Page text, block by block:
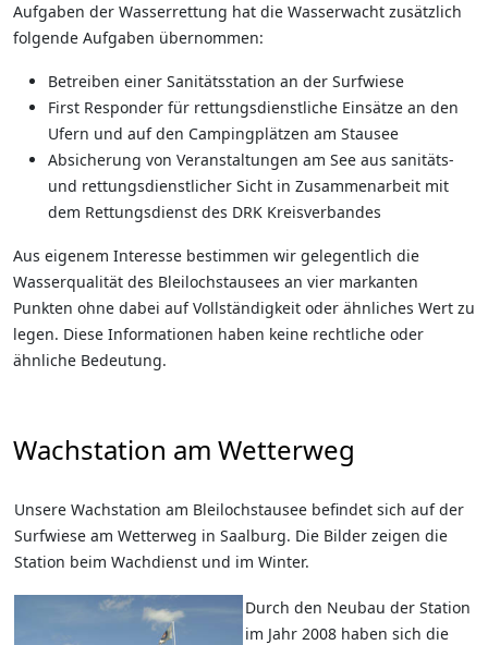
Aufgaben der Wasserrettung hat die Wasserwacht zusätzlich
folgende Aufgaben übernommen:
Betreiben einer Sanitätsstation an der Surfwiese
First Responder für rettungsdienstliche Einsätze an den
Ufern und auf den Campingplätzen am Stausee
Absicherung von Veranstaltungen am See aus sanitäts-
und rettungsdienstlicher Sicht in Zusammenarbeit mit
dem Rettungsdienst des DRK Kreisverbandes
Aus eigenem Interesse bestimmen wir gelegentlich die
Wasserqualität des Bleilochstausees an vier markanten
Punkten ohne dabei auf Vollständigkeit oder ähnliches Wert zu
legen. Diese Informationen haben keine rechtliche oder
ähnliche Bedeutung.
Wachstation am Wetterweg
Unsere Wachstation am Bleilochstausee befindet sich auf der
Surfwiese am Wetterweg in Saalburg. Die Bilder zeigen die
Station beim Wachdienst und im Winter.
Durch den Neubau der Station
im Jahr 2008 haben sich die